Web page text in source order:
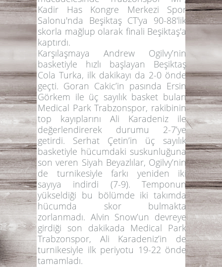
Kadir Has Kongre Merkezi Spor
Salonu'nda Beşiktaş CT'ya 90-88'lik
skorla mağlup olarak finali Beşiktaş'a
kaptırdı.
Karşılaşmaya Andrew Ogilvy’nin
basketiyle hızlı başlayan Beşiktaş
Cola Turka, ilk dakikayı da 2-0 önde
geçti. Goran Cakic’in pasında Ersin
Görkem ile üç sayılık basket bulan
Medical Park Trabzonspor, rakibinin
top kayıplarını Ali Karadeniz ile
değerlendirerek durumu 2-7’ye
getirdi. Serhat Çetin’in üç sayılık
basketiyle hücumdaki suskunluğuna
son veren Siyah Beyazlılar, Ogilvy’nin
de turnikesiyle farkı yeniden iki
sayıya indirdi (7-9). Temponun
yükseldiği bu bölümde iki takımda
hücumda skor bulmakta
zorlanmadı. Alvin Snow’un devreye
girdiği son dakikada Medical Park
Trabzonspor, Ali Karadeniz’in de
turnikesiyle ilk periyotu 19-22 önde
tamamladı.